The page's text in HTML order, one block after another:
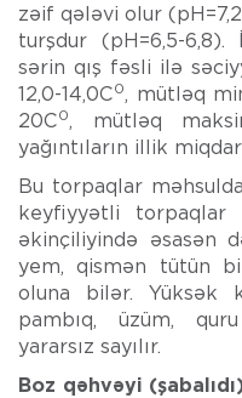
zəif qələvi olur
turşdur (pH=6,5-
sərin qış fəsli ilə
12,0-14,0C0, mütləq
20C0, mütləq
yağıntıların illik
Bu torpaqlar
keyfiyyətli torpaqlar
əkinçiliyində əsasən
yem, qismən tütün
oluna bilər. Yüksək
pambıq, üzüm,
yararsız sayılır.
Boz qəhvəyi